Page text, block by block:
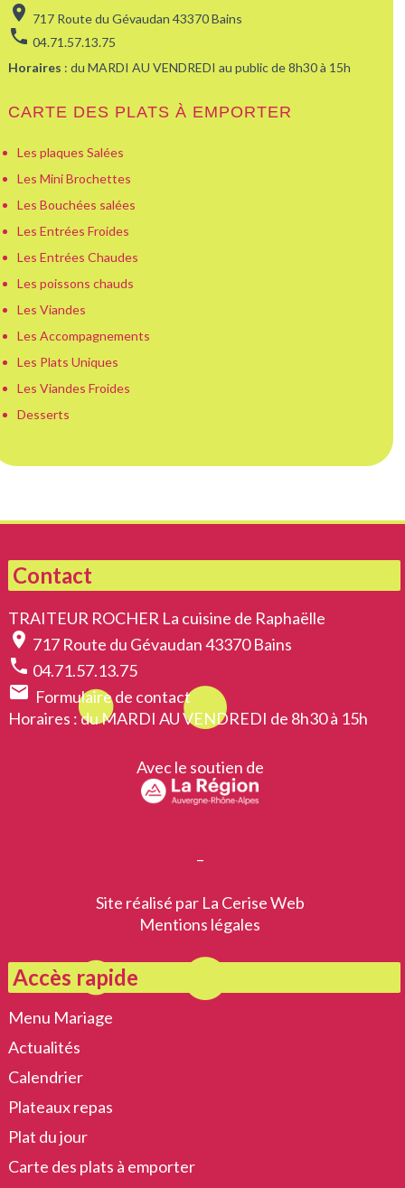
location_on 717 Route du Gévaudan 43370 Bains
phone 04.71.57.13.75
Horaires : du MARDI AU VENDREDI au public de 8h30 à 15h
CARTE DES PLATS À EMPORTER
Les plaques Salées
Les Mini Brochettes
Les Bouchées salées
Les Entrées Froides
Les Entrées Chaudes
Les poissons chauds
Les Viandes
Les Accompagnements
Les Plats Uniques
Les Viandes Froides
Desserts
Contact
TRAITEUR ROCHER La cuisine de Raphaëlle
location_on 717 Route du Gévaudan 43370 Bains
phone 04.71.57.13.75
email Formulaire de contact
Horaires : du MARDI AU VENDREDI de 8h30 à 15h
Avec le soutien de
–
Site réalisé par La Cerise Web
Mentions légales
Accès rapide
Menu Mariage
Actualités
Calendrier
Plateaux repas
Plat du jour
Carte des plats à emporter